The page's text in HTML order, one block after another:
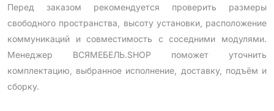
Перед заказом рекомендуется проверить размеры
свободного пространства, высоту установки, расположение
коммуникаций и совместимость с соседними модулями.
Менеджер ВСЯМЕБЕЛЬ.SHOP поможет уточнить
комплектацию, выбранное исполнение, доставку, подъём и
сборку.